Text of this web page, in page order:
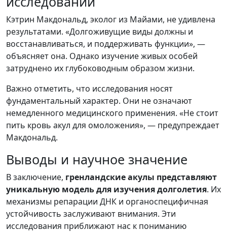
Кэтрин Макдональд, эколог из Майами, не удивлена
результатами. «Долгоживущие виды должны и
восстанавливаться, и поддерживать функции», —
объясняет она. Однако изучение живых особей
затруднено их глубоководным образом жизни.
Важно отметить, что исследования носят
фундаментальный характер. Они не означают
немедленного медицинского применения. «Не стоит
пить кровь акул для омоложения», — предупреждает
Макдональд.
Выводы и научное значение
В заключение, гренландские акулы представляют
уникальную модель для изучения долголетия. Их
механизмы репарации ДНК и органоспецифичная
устойчивость заслуживают внимания. Эти
исследования приближают нас к пониманию